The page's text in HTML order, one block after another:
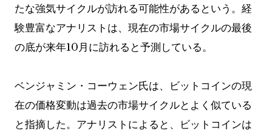
たな強気サイクルが訪れる可能性があるという。経
験豊富なアナリストは、現在の市場サイクルの最後
の底が来年10月に訪れると予測している。
ベンジャミン・コーウェン氏は、ビットコインの現
在の価格変動は過去の市場サイクルとよく似ている
と指摘した。アナリストによると、ビットコインは